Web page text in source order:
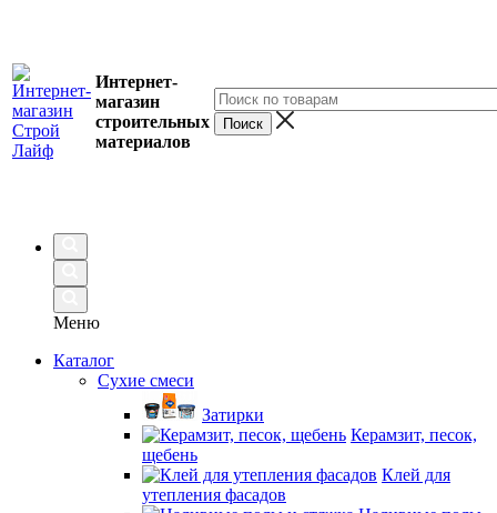
Интернет-
магазин
строительных
материалов
Меню
Каталог
Сухие смеси
Затирки
Керамзит, песок,
щебень
Клей для
утепления фасадов